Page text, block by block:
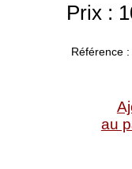
Prix :
Référence
au